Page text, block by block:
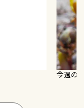
今週の